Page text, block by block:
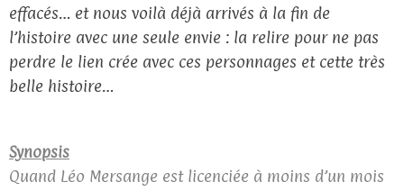
effacés… et nous voilà déjà arrivés à la fin de
l’histoire avec une seule envie : la relire pour ne pas
perdre le lien crée avec ces personnages et cette très
belle histoire…
Synopsis
Quand Léo Mersange est licenciée à moins d’un mois